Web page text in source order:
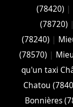
(78420) |
(78720) |
(78240) |
(78570) |
qu'un taxi
Chatou
Bonnières